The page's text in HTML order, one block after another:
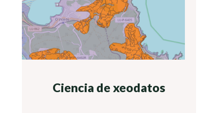
Ciencia de xeodatos